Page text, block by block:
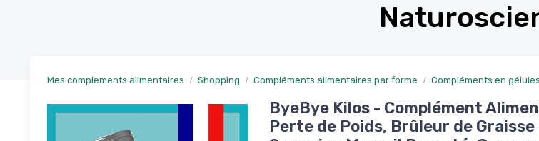
Mes complements alimentaires Shopping Compléments alimentaires par forme Compléments en gélules
ByeBye Kilos - Complément
Perte de Poids, Brûleur de